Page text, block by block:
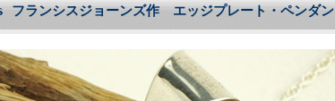
ンシスジョーンズ作 エッジプレート・ペンダン